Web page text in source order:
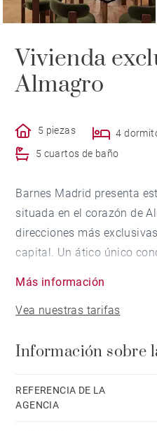
Vivienda
Almagro
5 piezas
4
5 cuartos de baño
Barnes Madrid presenta
situada en el corazón de
direcciones más
capital. Un ático único
vivienda representa una
pensado para clientes que
natural, los espacios
Más información
Vea nuestras tarifas
Información sobre
REFERENCIA DE LA
AGENCIA